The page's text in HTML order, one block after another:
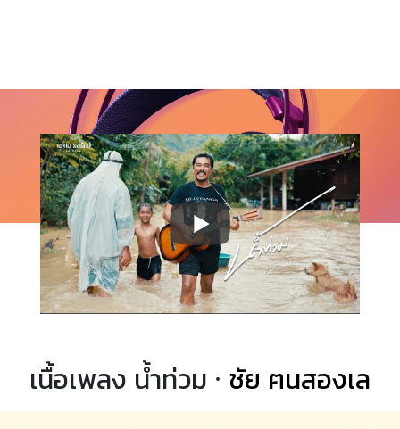
เนื้อเพลง น้ำท่วม · ชัย ฅนสองเล